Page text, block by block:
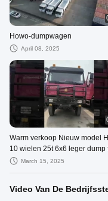
Howo-dumpwagen
April 08, 2025
Warm verkoop Nieuw model
10 wielen 25t 6x6 leger dump
te koopMarch 15, 2025
Video Van De